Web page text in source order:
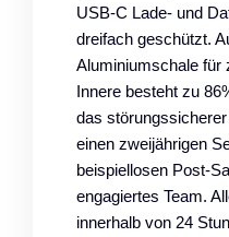
USB-C Lade- und
dreifach geschützt.
Aluminiumschale für
Innere besteht zu
das
einen zweijährigen
beispiellosen Post-
engagiertes Team.
innerhalb von 24